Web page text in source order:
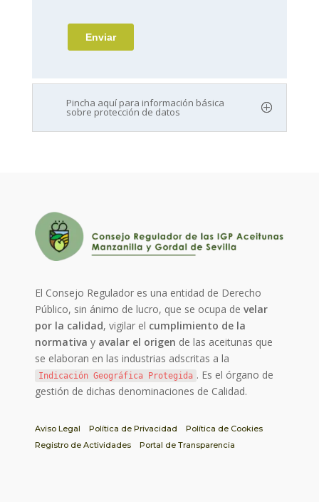
Pincha aquí para información básica
sobre protección de datos
El Consejo Regulador es una entidad de Derecho
Público, sin ánimo de lucro, que se ocupa develar
por la calidad, vigilar el cumplimiento de la
normativa y avalar el origen de las aceitunas que
se elaboran en las industrias adscritas a la
Indicación Geográfica Protegida . Es el órgano de
gestión de dichas denominaciones de Calidad.
Aviso Legal Política de Privacidad
Política de Cookies
Registro de Actividades
Portal de Transparencia